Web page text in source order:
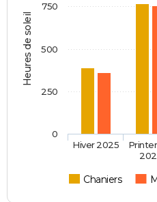
Heures de soleil
Chaniers
Hiver 2025
0
250
500
750